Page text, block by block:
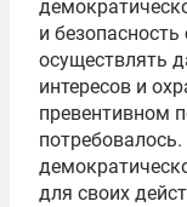
и
осуществлять
интересов и
превентивном
для своих